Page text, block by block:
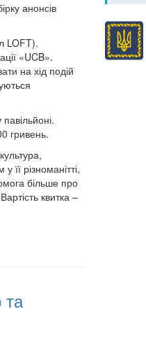
анонсів
LOFT).
«UCB».
на хід подій
гривень.
різноманітті,
більше про
квитка –
та